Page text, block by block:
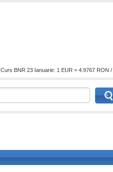
Curs BNR 23 Ianuarie: 1 EUR = 4.9767 RON